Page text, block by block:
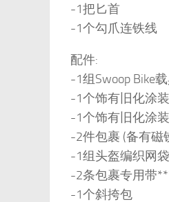
-1把匕首
-1个勾爪连铁线
配件:
-1组Swoop Bike
-1个饰有旧化涂
-1个饰有旧化涂
-2件包裹 (备有磁
-1组头盔编织网
-2条包裹专用带
-1个斜挎包